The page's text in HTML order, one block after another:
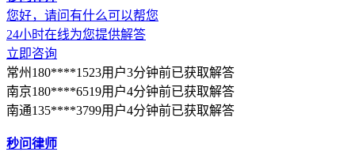
您好，请问有什么可以帮您
24小时在线为您提供解答
立即咨询
常州180****1523用户3分钟前已获取解答
南京180****6519用户4分钟前已获取解答
南通135****3799用户4分钟前已获取解答
秒问律师